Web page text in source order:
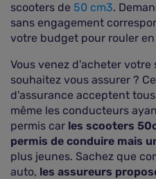
scooters de 50 cm3.
sans engagement
votre budget pour rouler
Vous venez d'acheter
souhaitez vous assurer ?
d'assurance acceptent
même les conducteurs
permis car les scooters
permis de conduire mais
plus jeunes. Sachez que
auto, les assureurs